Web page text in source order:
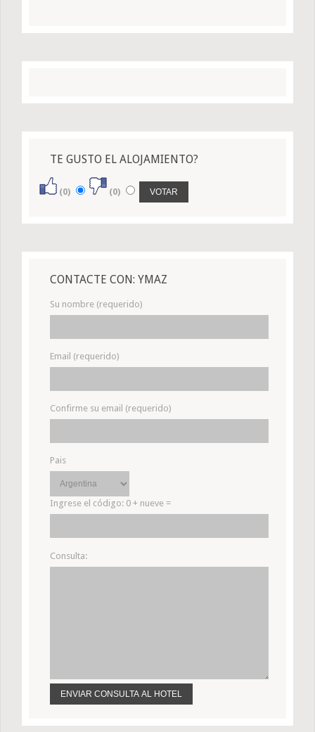
TE GUSTO EL ALOJAMIENTO?
(0) (0)
CONTACTE CON: YMAZ
Su nombre (requerido)
Email (requerido)
Confirme su email (requerido)
Pais
Ingrese el código: 0 + nueve =
Consulta: